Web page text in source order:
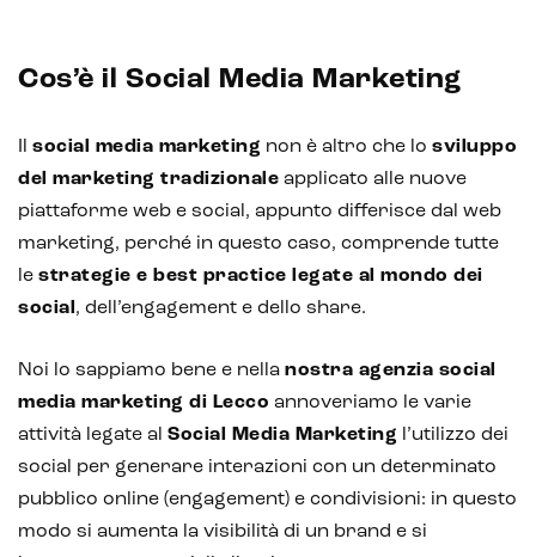
Intelligenza Artificiale e AR VR -
Metaverso
IoT (Internet of Things)
Blockchain
Intelligenza artificiale
Chatbot e assistenti virtuali
Realtà Aumentata
Cos’è il Social Media Marketing
social media marketing non è altro che lo sviluppo
del marketing tradizionale applicato alle nuove
piattaforme web e social, appunto differisce dal web
marketing, perché in questo caso, comprende tutte
le strategie e best practice legate al mondo dei
social , dell’engagement e dello share.
Noi lo sappiamo bene e nella nostra agenzia social
media marketing di Lecco annoveriamo le varie
attività legate al Social Media Marketing l’utilizzo dei
social per generare interazioni con un determinato
pubblico online (engagement) e condivisioni: in questo
modo si aumenta la visibilità di un brand e si